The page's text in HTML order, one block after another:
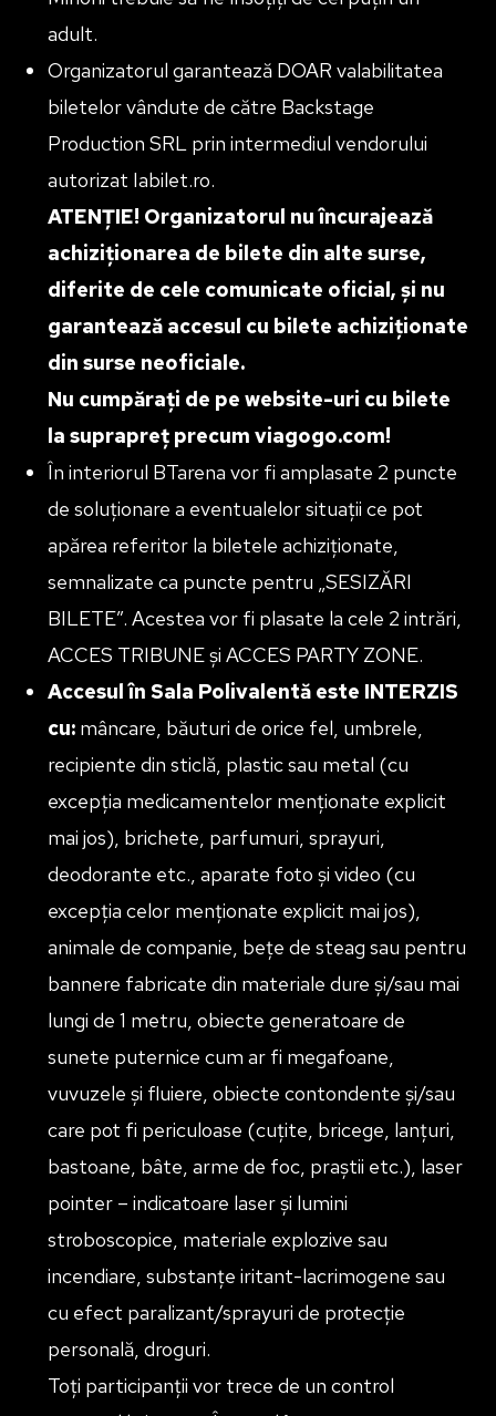
adult.
Organizatorul garantează DOAR valabilitatea
biletelor vândute de către Backstage
Production SRL prin intermediul vendorului
autorizat Iabilet.ro.
ATENȚIE! Organizatorul nu încurajează
achiziționarea de bilete din alte surse,
diferite de cele comunicate oficial, și nu
garantează accesul cu bilete achiziționate
din surse neoficiale.
Nu cumpărați de pe website-uri cu bilete
la suprapreț precum viagogo.com!
În interiorul BTarena vor fi amplasate 2 puncte
de soluționare a eventualelor situații ce pot
apărea referitor la biletele achiziționate,
semnalizate ca puncte pentru „SESIZĂRI
BILETE”. Acestea vor fi plasate la cele 2 intrări,
ACCES TRIBUNE și ACCES PARTY ZONE.
Accesul în Sala Polivalentă este INTERZIS
cu: mâncare, băuturi de orice fel, umbrele,
recipiente din sticlă, plastic sau metal (cu
excepția medicamentelor menționate explicit
mai jos), brichete, parfumuri, sprayuri,
deodorante etc., aparate foto și video (cu
excepția celor menționate explicit mai jos),
animale de companie, bețe de steag sau pentru
bannere fabricate din materiale dure și/sau mai
lungi de 1 metru, obiecte generatoare de
sunete puternice cum ar fi megafoane,
vuvuzele și fluiere, obiecte contondente și/sau
care pot fi periculoase (cuțite, bricege, lanțuri,
bastoane, bâte, arme de foc, praștii etc.), laser
pointer – indicatoare laser și lumini
stroboscopice, materiale explozive sau
incendiare, substanțe iritant-lacrimogene sau
cu efect paralizant/sprayuri de protecție
personală, droguri.
Toți participanții vor trece de un control